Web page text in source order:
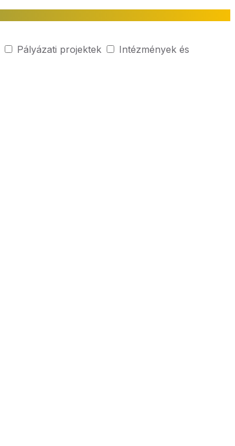
Pályázati projektek
Intézmények és